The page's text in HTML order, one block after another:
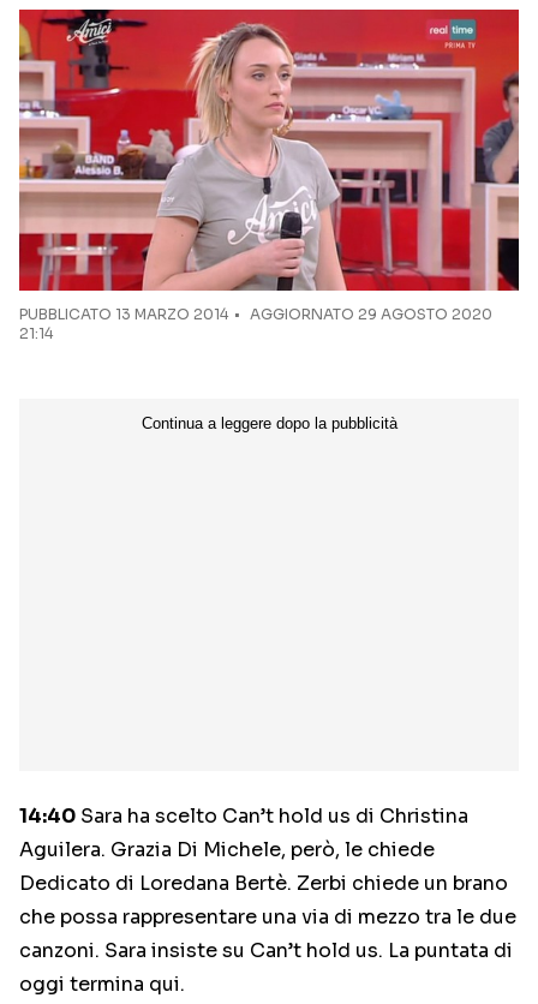
Seguici sui social
PUBBLICATO 13 MARZO 2014
AGGIORNATO 29 AGOSTO 2020
21:14
14:40 Sara ha scelto Can’t hold us di Christina
Aguilera. Grazia Di Michele, però, le chiede
Dedicato di Loredana Bertè. Zerbi chiede un brano
che possa rappresentare una via di mezzo tra le due
canzoni. Sara insiste su Can’t hold us. La puntata di
oggi termina qui.